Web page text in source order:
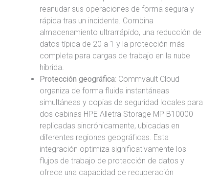
reanudar sus operaciones de forma segura y
rápida tras un incidente. Combina
almacenamiento ultrarrápido, una reducción de
datos típica de 20 a 1 y la protección más
completa para cargas de trabajo en la nube
híbrida.
Protección geográfica: Commvault Cloud
organiza de forma fluida instantáneas
simultáneas y copias de seguridad locales para
dos cabinas HPE Alletra Storage MP B10000
replicadas sincrónicamente, ubicadas en
diferentes regiones geográficas. Esta
integración optimiza significativamente los
flujos de trabajo de protección de datos y
ofrece una capacidad de recuperación